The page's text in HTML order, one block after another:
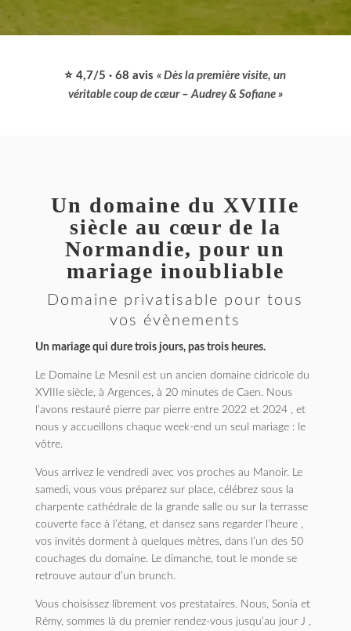
⭐4,7/5 · 68 avis« Dès la première visite, un
véritable coup de cœur – Audrey & Sofiane »
Un domaine du XVIIIe
siècle au cœur de la
Normandie, pour un
mariage inoubliable
Domaine privatisable pour tous
vos évènements
Un mariage qui dure trois jours, pas trois heures.
Le Domaine Le Mesnil est un ancien domaine cidricole du
XVIIIe siècle, à Argences, à 20 minutes de Caen. Nous
l’avons restauré pierre par pierre entre 2022 et 2024 , et
nous y accueillons chaque week-end un seul mariage : le
vôtre.
Vous arrivez le vendredi avec vos proches au Manoir. Le
samedi, vous vous préparez sur place, célébrez sous la
charpente cathédrale de la grande salle ou sur la terrasse
couverte face à l’étang, et dansez sans regarder l’heure ,
vos invités dorment à quelques mètres, dans l’un des 50
couchages du domaine. Le dimanche, tout le monde se
retrouve autour d’un brunch.
Vous choisissez librement vos prestataires. Nous, Sonia et
Rémy, sommes là du premier rendez-vous jusqu’au jour J ,